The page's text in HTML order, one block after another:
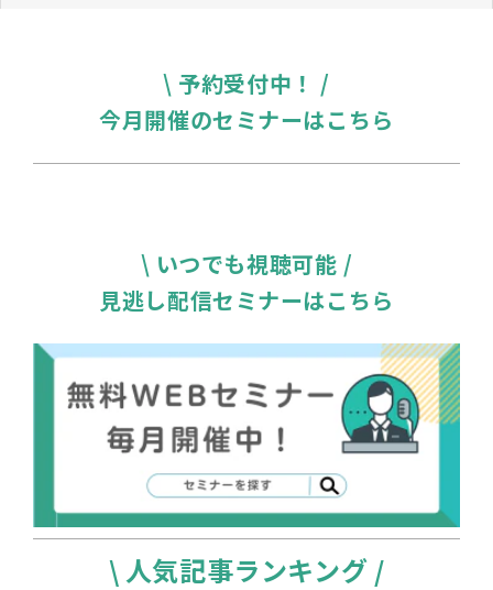
\ 予約受付中！ /
今月開催のセミナーはこちら
\ いつでも視聴可能 /
見逃し配信セミナーはこちら
\ 人気記事ランキング /